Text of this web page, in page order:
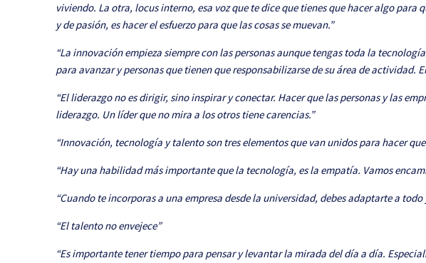
viviendo. La otra, locus interno, esa voz que te dice que tienes que hacer algo
y de pasión, es hacer el esfuerzo para que las cosas se muevan.”
“La innovación empieza siempre con las personas aunque tengas toda la
para avanzar y personas que tienen que responsabilizarse de su área de
“El liderazgo no es dirigir, sino inspirar y conectar. Hacer que las personas y las
liderazgo. Un líder que no mira a los otros tiene carencias.”
“Innovación, tecnología y talento son tres elementos que van unidos para hacer
“Hay una habilidad más importante que la tecnología, es la empatía. Vamos
“Cuando te incorporas a una empresa desde la universidad, debes adaptarte a
“El talento no envejece”
“Es importante tener tiempo para pensar y levantar la mirada del día a día.